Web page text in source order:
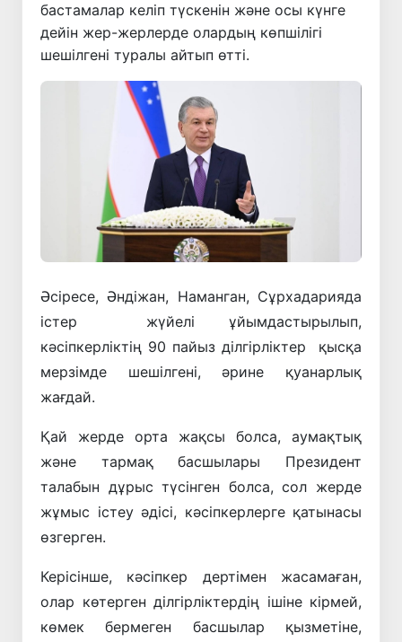
бастамалар келіп түскенін және осы күнге
дейін жер-жерлерде олардың көпшілігі
шешілгені туралы айтып өтті.
Әсіресе, Әндіжан, Наманган, Сұрхадарияда
істер жүйелі ұйымдастырылып,
кәсіпкерліктің 90 пайыз ділгірліктер қысқа
мерзімде шешілгені, әрине қуанарлық
жағдай.
Қай жерде орта жақсы болса, аумақтық
және тармақ басшылары Президент
талабын дұрыс түсінген болса, сол жерде
жұмыс істеу әдісі, кәсіпкерлерге қатынасы
өзгерген.
Керісінше, кәсіпкер дертімен жасамаған,
олар көтерген ділгірліктердің ішіне кірмей,
көмек бермеген басшылар қызметіне,